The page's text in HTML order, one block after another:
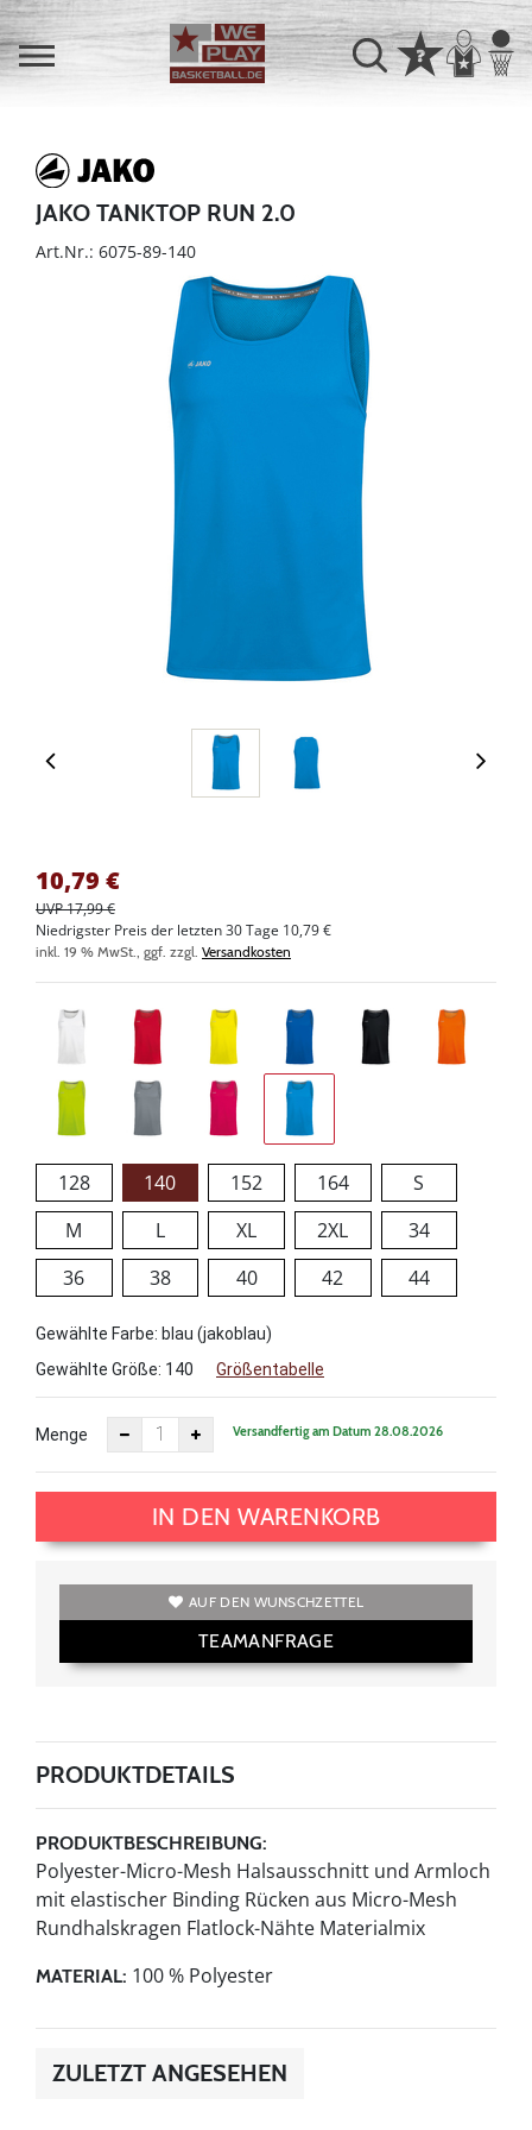
JAKO TANKTOP RUN 2.0
Art.Nr.: 6075-89-140
10,79 €
UVP 17,99 €
Niedrigster Preis der letzten 30 Tage 10,79 €
inkl. 19 % MwSt., ggf. zzgl. Versandkosten
128 140 152 164
S
M
L XL 2XL
34
36
38 40 42 44
Gewählte Farbe: blau (jakoblau)
Gewählte Größe: 140 Größentabelle
Menge Versandfertig am Datum 28.08.2026
IN DEN WARENKORB
AUF DEN WUNSCHZETTEL
TEAMANFRAGE
PRODUKTDETAILS
PRODUKTBESCHREIBUNG:
Polyester-Micro-Mesh Halsausschnitt und Armloch
mit elastischer Binding Rücken aus Micro-Mesh
Rundhalskragen Flatlock-Nähte Materialmix
MATERIAL: 100 % Polyester
ZULETZT ANGESEHEN